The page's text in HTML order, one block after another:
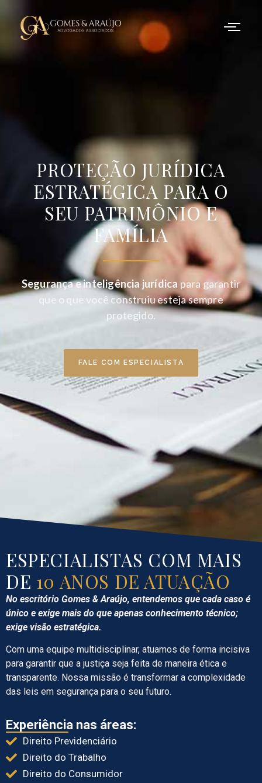
PROTEÇÃO JURÍDICA
ESTRATÉGICA PARA O
SEU PATRIMÔNIO E
FAMÍLIA
Segurança e inteligência jurídica para garantir
que o que você construiu esteja sempre
protegido.
FALE COM ESPECIALISTA
ESPECIALISTAS COM MAIS
DE 10 ANOS DE ATUAÇÃO
No escritório Gomes & Araújo, entendemos que cada caso é
único e exige mais do que apenas conhecimento técnico;
exige visão estratégica.
Com uma equipe multidisciplinar, atuamos de forma incisiva
para garantir que a justiça seja feita de maneira ética e
transparente. Nossa missão é transformar a complexidade
das leis em segurança para o seu futuro.
Experiência nas áreas:
Direito Previdenciário
Direito do Trabalho
Direito do Consumidor